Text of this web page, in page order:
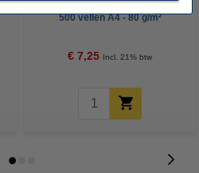
500 vellen A4 - 80 g/m²
€ 7,25 Incl. 21% btw